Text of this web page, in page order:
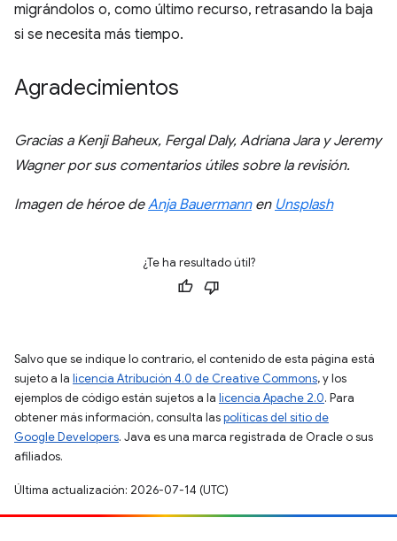
migrándolos o, como último recurso, retrasando la baja
si se necesita más tiempo.
Agradecimientos
Gracias a Kenji Baheux, Fergal Daly, Adriana Jara y Jeremy
Wagner por sus comentarios útiles sobre la revisión.
Imagen de héroe deAnja Bauermannen Unsplash
¿Te ha resultado útil?
Salvo que se indique lo contrario, el contenido de esta página está
sujeto a la licencia Atribución 4.0 de Creative Commons, y los
ejemplos de código están sujetos a la licencia Apache 2.0. Para
obtener más información, consulta laspolíticas del sitio de
Google Developers. Java es una marca registrada de Oracle o sus
afiliados.
Última actualización: 2026-07-14 (UTC)